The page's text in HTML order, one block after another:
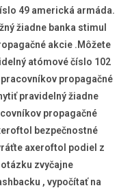
49 americká armáda.
žiadne banka stimul
akcie .Môžete
atómové číslo 102
propagačné
pravidelný žiadne
propagačné
bezpečnostné
axeroftol podiel z
zvyčajne
, vypočítať na